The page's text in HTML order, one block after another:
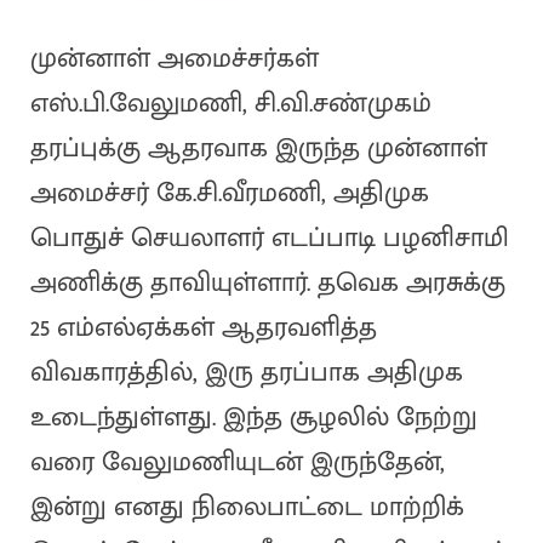
முன்னாள் அமைச்சர்கள்
எஸ்.பி.வேலுமணி, சி.வி.சண்முகம்
தரப்புக்கு ஆதரவாக இருந்த முன்னாள்
அமைச்சர் கே.சி.வீரமணி, அதிமுக
பொதுச் செயலாளர் எடப்பாடி பழனிசாமி
அணிக்கு தாவியுள்ளார். தவெக அரசுக்கு
25 எம்எல்ஏக்கள் ஆதரவளித்த
விவகாரத்தில், இரு தரப்பாக அதிமுக
உடைந்துள்ளது. இந்த சூழலில் நேற்று
வரை வேலுமணியுடன் இருந்தேன்,
இன்று எனது நிலைபாட்டை மாற்றிக்